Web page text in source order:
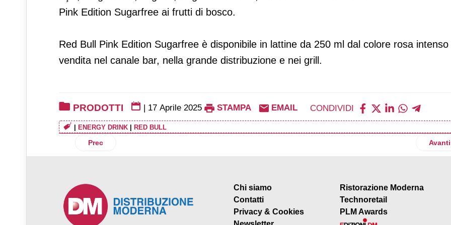
Pink Edition Sugarfree ai frutti di bosco.
Red Bull Pink Edition Sugarfree è disponibile in lattine da 250 ml dal colore rosa intenso
vendita nel canale bar, nella grande distribuzione e nei grill.
PRODOTTI 17 Aprile 2025 STAMPA EMAIL CONDIVIDI
| ENERGY DRINK | RED BULL
Articolo precedente: Ritter Sport ripropone la limited edition Tasty Vibes
Prec Avanti
Chi siamo
Contatti
Privacy & Cookies
Ristorazione Moderna
Technoretail
PLM Awards